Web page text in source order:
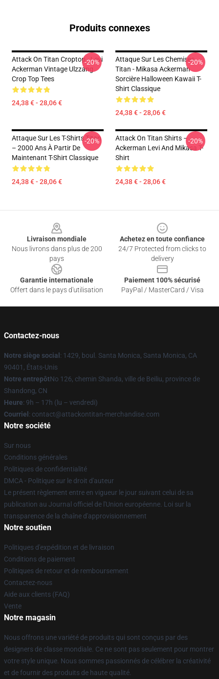
Produits connexes
Attack On Titan Croptop - Levi
Ackerman Vintage Ulzzang
Crop Top Tees
24,38 € - 28,06 €
-20%
Attaque Sur Les Chemises
Titan - Mikasa Ackerman
Sorcière Halloween Kawaii T-
Shirt Classique
24,38 € - 28,06 €
-20%
Attaque Sur Les T-Shirts Titan
– 2000 Ans À Partir De
Maintenant T-Shirt Classique
24,38 € - 28,06 €
-20%
Attack On Titan Shirts –
Ackerman Levi And Mikasa T-
Shirt
24,38 € - 28,06 €
-20%
Livraison mondiale
Nous livrons dans plus de 200
pays
Achetez en toute confiance
24/7 Protected from clicks to
delivery
Garantie internationale
Offert dans le pays d'utilisation
Paiement 100% sécurisé
PayPal / MasterCard / Visa
Contactez-nous
Notre siège social : 1429, boul. Santa Monica, Santa Monica, CA
90401, États-Unis
Notre entrepôtNo 126, chemin Shanda, ville de Beiliu, province de
Shandong, CN
Heure: 9h – 17h (lu – vendredi)
Courriel : contact@attackontitan-merchandise.com
Notre société
Sur nous
Conditions générales
Politiques de confidentialité
DMCA - Politique sur le droit d'auteur
Le présent règlement entre en vigueur le jour suivant celui de sa
publication au Journal officiel de l'Union européenne. Loi sur la
transparence de la chaîne d'approvisionnement
Notre soutien
Politiques d'expédition et de livraison
Conditions de paiement
Politiques de retour et de remboursement
Contactez-nous
Aide aux clients (FAQ)
Vente
Notre magasin
Nous offrons une variété de produits qui sont conçus par des
designers de classe mondiale. Ce ne sont pas seulement pour montrer
votre style unique. Nous sommes passionnés de célébrer la créativité
et de fournir des produits de haute qualité.